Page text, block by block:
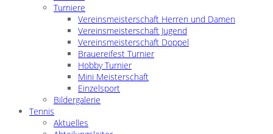
Turniere
Vereinsmeisterschaft Herren und Damen
Vereinsmeisterschaft Jugend
Vereinsmeisterschaft Doppel
Brauereifest Turnier
Hobby Turnier
Mini Meisterschaft
Einzelsport
Bildergalerie
Tennis
Aktuelles